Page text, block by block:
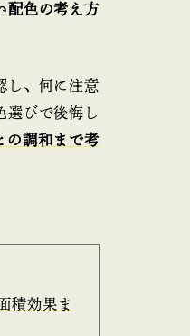
配色の考え方
し、何に注意
選びで後悔し
の調和まで考
積効果ま